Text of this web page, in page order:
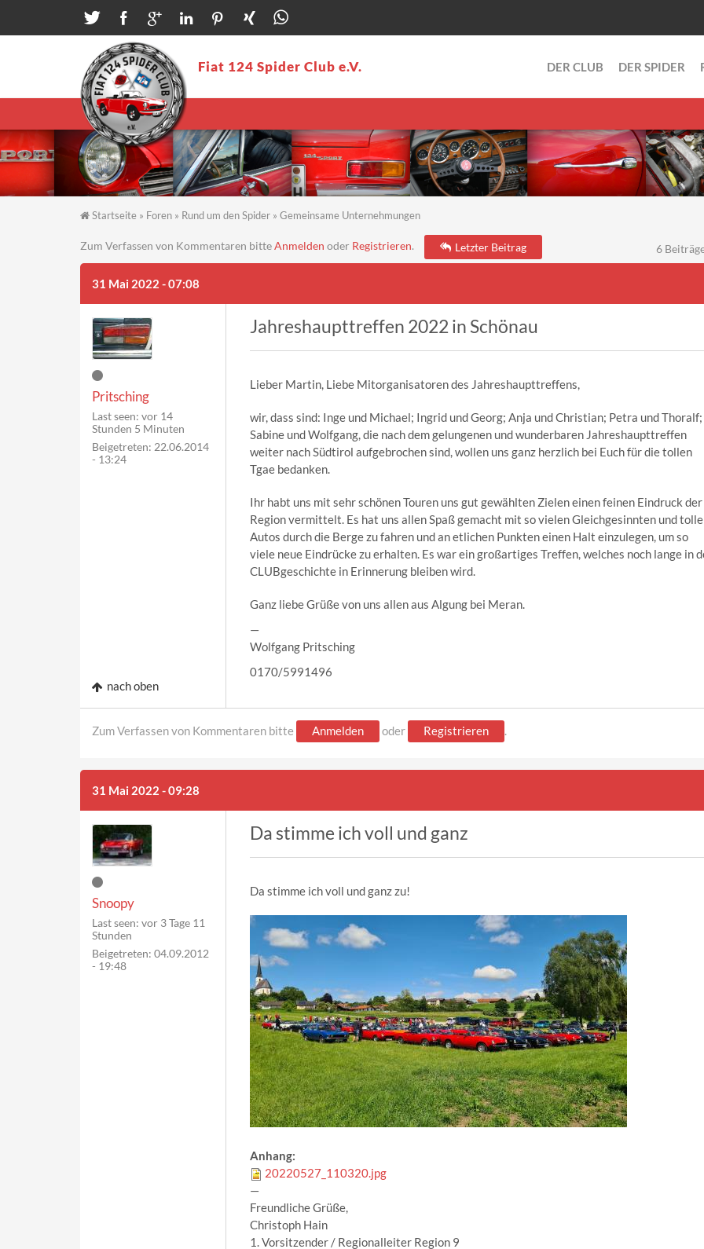
Direkt zum Inhalt
Fiat 124 Spider Club e.V. DER CLUB DER SPIDER
Startseite » Foren » Rund um den Spider » Gemeinsame Unternehmungen
6
Zum Verfassen von Kommentaren bitteAnmelden oder Registrieren. Letzter Beitrag
31 Mai 2022 - 07:08
Pritsching
Last seen: vor 14
Stunden 5 Minuten
Beigetreten: 22.06.2014
- 13:24
Jahreshaupttreffen 2022 in Schönau
Lieber Martin, Liebe Mitorganisatoren des Jahreshaupttreffens,
wir, dass sind: Inge und Michael; Ingrid und Georg; Anja und Christian; Petra und Thoralf;
Sabine und Wolfgang, die nach dem gelungenen und wunderbaren Jahreshaupttreffen
weiter nach Südtirol aufgebrochen sind, wollen uns ganz herzlich bei Euch für die tollen
Tgae bedanken.
Ihr habt uns mit sehr schönen Touren uns gut gewählten Zielen einen feinen Eindruck der
Region vermittelt. Es hat uns allen Spaß gemacht mit so vielen Gleichgesinnten und
Autos durch die Berge zu fahren und an etlichen Punkten einen Halt einzulegen, um so
viele neue Eindrücke zu erhalten. Es war ein großartiges Treffen, welches noch lange in
CLUBgeschichte in Erinnerung bleiben wird.
Ganz liebe Grüße von uns allen aus Algung bei Meran.
—
Wolfgang Pritsching
0170/5991496
nach oben
Zum Verfassen von Kommentaren bitte Anmelden oder Registrieren .
31 Mai 2022 - 09:28
Snoopy
Last seen: vor 3 Tage 11
Stunden
Beigetreten: 04.09.2012
- 19:48
Da stimme ich voll und ganz
Da stimme ich voll und ganz zu!
Anhang:
20220527_110320.jpg
—
Freundliche Grüße,
Christoph Hain
1. Vorsitzender / Regionalleiter Region 9